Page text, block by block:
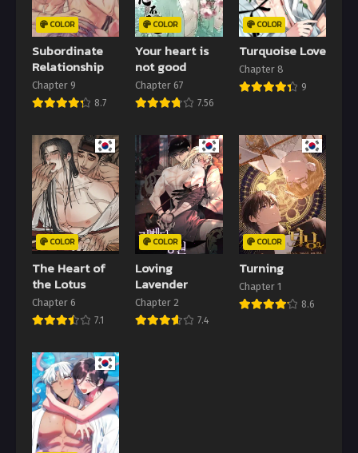
COLOR
Subordinate
Relationship
Chapter 9
8.7
COLOR
Your heart is
not good
Chapter 67
7.56
COLOR
Turquoise Love
Chapter 8
9
COLOR
The Heart of
the Lotus
Chapter 6
7.1
COLOR
Loving
Lavender
Chapter 2
7.4
COLOR
Turning
Chapter 1
8.6